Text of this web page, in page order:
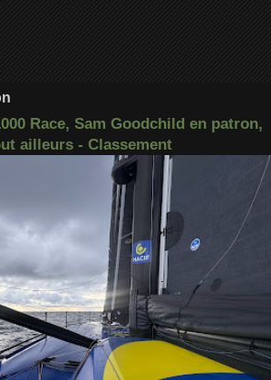
Race, Sam Goodchild en patron,
ailleurs - Classement